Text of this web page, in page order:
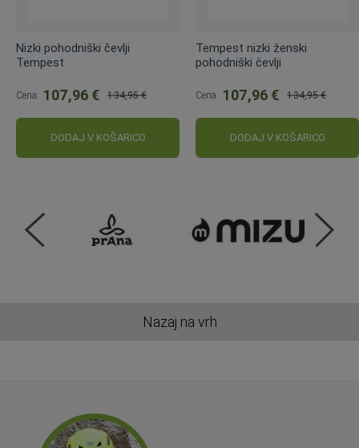
Nizki pohodniški čevlji
Tempest
Cena: 107,96 €
cena:
134,95 €
DODAJ V KOŠARICO
Tempest nizki ženski
pohodniški čevlji
Cena: 107,96 €
cena:
134,95 €
DODAJ V KOŠARICO
Nazaj na vrh